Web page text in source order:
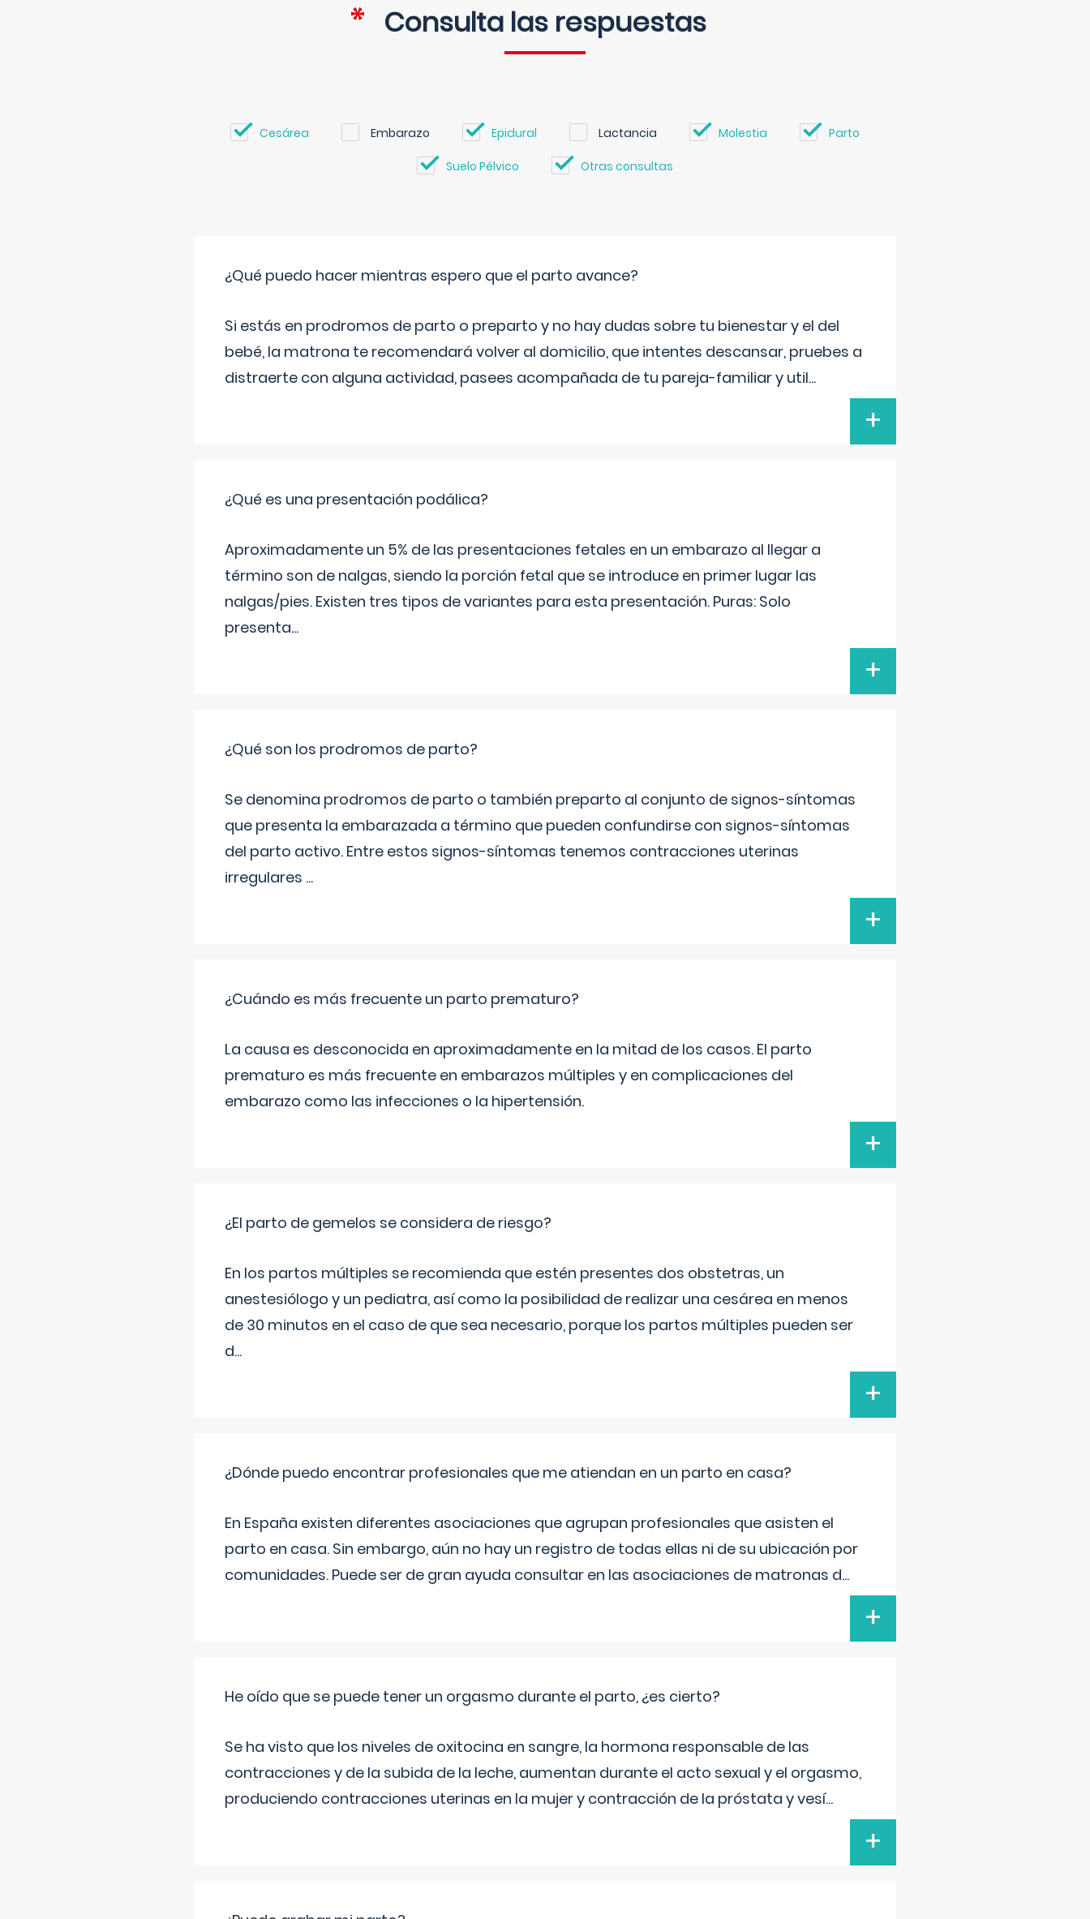
Consulta las respuestas
Cesárea Embarazo Epidural Lactancia Molestia Parto
Suelo Pélvico Otras consultas
¿Qué puedo hacer mientras espero que el parto avance?
Si estás en prodromos de parto o preparto y no hay dudas sobre tu bienestar y el del
bebé, la matrona te recomendará volver al domicilio, que intentes descansar, pruebes a
distraerte con alguna actividad, pasees acompañada de tu pareja-familiar y util...
+
¿Qué es una presentación podálica?
Aproximadamente un 5% de las presentaciones fetales en un embarazo al llegar a
término son de nalgas, siendo la porción fetal que se introduce en primer lugar las
nalgas/pies. Existen tres tipos de variantes para esta presentación. Puras: Solo
presenta...
+
¿Qué son los prodromos de parto?
Se denomina prodromos de parto o también preparto al conjunto de signos-síntomas
que presenta la embarazada a término que pueden confundirse con signos-síntomas
del parto activo. Entre estos signos-síntomas tenemos contracciones uterinas
irregulares ...
+
¿Cuándo es más frecuente un parto prematuro?
La causa es desconocida en aproximadamente en la mitad de los casos. El parto
prematuro es más frecuente en embarazos múltiples y en complicaciones del
embarazo como las infecciones o la hipertensión.
+
¿El parto de gemelos se considera de riesgo?
En los partos múltiples se recomienda que estén presentes dos obstetras, un
anestesiólogo y un pediatra, así como la posibilidad de realizar una cesárea en menos
de 30 minutos en el caso de que sea necesario, porque los partos múltiples pueden ser
d...
+
¿Dónde puedo encontrar profesionales que me atiendan en un parto en casa?
En España existen diferentes asociaciones que agrupan profesionales que asisten el
parto en casa. Sin embargo, aún no hay un registro de todas ellas ni de su ubicación por
comunidades. Puede ser de gran ayuda consultar en las asociaciones de matronas d...
+
He oído que se puede tener un orgasmo durante el parto, ¿es cierto?
Se ha visto que los niveles de oxitocina en sangre, la hormona responsable de las
contracciones y de la subida de la leche, aumentan durante el acto sexual y el orgasmo,
produciendo contracciones uterinas en la mujer y contracción de la próstata y vesí...
+